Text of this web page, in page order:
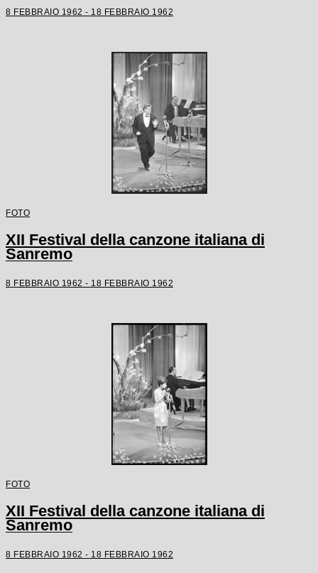
8 FEBBRAIO 1962 - 18 FEBBRAIO 1962
FOTO
XII Festival della canzone italiana di
Sanremo
8 FEBBRAIO 1962 - 18 FEBBRAIO 1962
FOTO
XII Festival della canzone italiana di
Sanremo
8 FEBBRAIO 1962 - 18 FEBBRAIO 1962